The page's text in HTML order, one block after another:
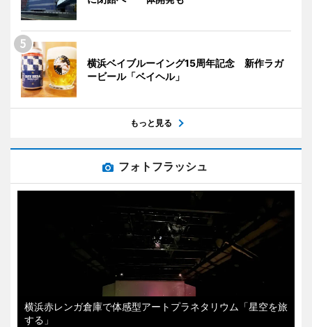
横浜ベイブルーイング15周年記念 新作ラガ
ービール「ベイヘル」
もっと見る
フォトフラッシュ
横浜赤レンガ倉庫で体感型アートプラネタリウム「星空を旅
する」